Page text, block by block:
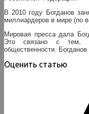
В 2010 году Богданов
миллиардеров в мире (по
Мировая пресса дала
Это связано с тем,
общественности. Богданов
Оценить статью